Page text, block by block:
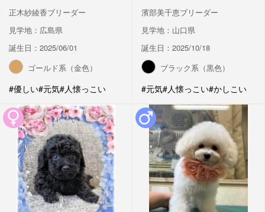
正木紗綾香ブリーダー
見学地：広島県
誕生日：2025/06/01
ゴールド系（金色）
#優しい#元気#人懐っこい
濱部美千恵ブリーダー
見学地：山口県
誕生日：2025/10/18
ブラック系（黒色）
#元気#人懐っこい#かしこい